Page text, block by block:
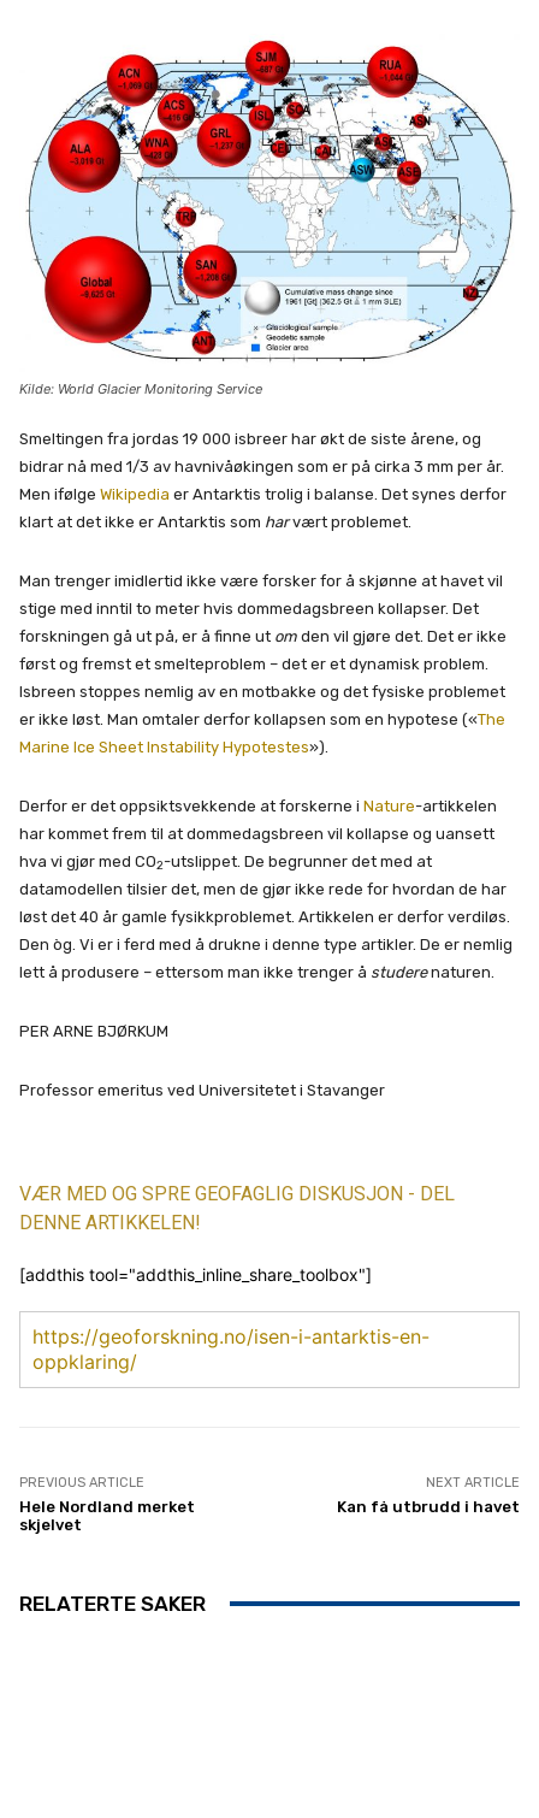
Kilde: World Glacier Monitoring Service
Smeltingen fra jordas 19 000 isbreer har økt de siste årene, og
bidrar nå med 1/3 av havnivåøkingen som er på cirka 3 mm per år.
Men ifølge Wikipedia er Antarktis trolig i balanse. Det synes derfor
klart at det ikke er Antarktis som harvært problemet.
Man trenger imidlertid ikke være forsker for å skjønne at havet vil
stige med inntil to meter hvis dommedagsbreen kollapser. Det
forskningen gå ut på, er å finne ut om den vil gjøre det. Det er ikke
først og fremst et smelteproblem – det er et dynamisk problem.
Isbreen stoppes nemlig av en motbakke og det fysiske problemet
er ikke løst. Man omtaler derfor kollapsen som en hypotese («The
Marine Ice Sheet Instability Hypotestes»).
Derfor er det oppsiktsvekkende at forskerne i Nature-artikkelen
har kommet frem til at dommedagsbreen vil kollapse og uansett
hva vi gjør med CO2-utslippet. De begrunner det med at
datamodellen tilsier det, men de gjør ikke rede for hvordan de har
løst det 40 år gamle fysikkproblemet. Artikkelen er derfor verdiløs.
Den òg. Vi er i ferd med å drukne i denne type artikler. De er nemlig
lett å produsere – ettersom man ikke trenger å studerenaturen.
PER ARNE BJØRKUM
Professor emeritus ved Universitetet i Stavanger
VÆR MED OG SPRE GEOFAGLIG DISKUSJON - DEL
DENNE ARTIKKELEN!
[addthis tool="addthis_inline_share_toolbox"]
https://geoforskning.no/isen-i-antarktis-en-
oppklaring/
PREVIOUS ARTICLE
Hele Nordland merket
skjelvet
NEXT ARTICLE
Kan få utbrudd i havet
RELATERTE SAKER